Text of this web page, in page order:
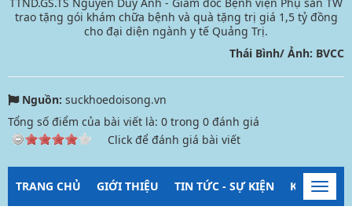
trao tặng gói khám chữa bệnh và quà tặng trị giá 1,5 tỷ đồng
cho đại diện ngành y tế Quảng Trị.
Thái Bình/ Ảnh: BVCC
Nguồn: suckhoedoisong.vn
Tổng số điểm của bài viết là: 0 trong 0 đánh giá
Click để đánh giá bài viết
TRANG CHỦ GIỚI THIỆU TIN TỨC - SỰ KIỆN KIỂM